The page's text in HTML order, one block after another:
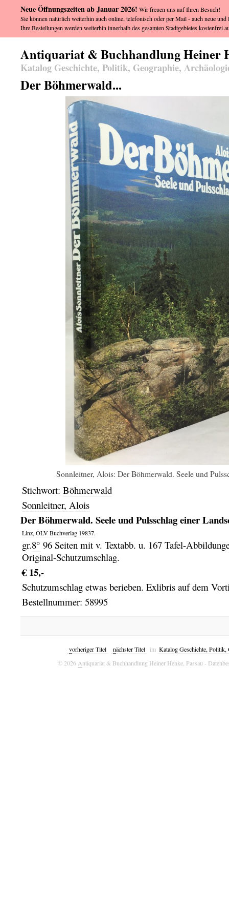
Antiquariat & Buchhandlung Heiner
Katalog Geschichte, Politik, Geographie,
Der Böhmerwald...
Sonnleitner, Alois: Der Böhmerwald. Seele und
Stichwort: Böhmerwald
Sonnleitner, Alois
Der Böhmerwald. Seele und Pulsschlag einer
Linz, OLV Buchverlag 19837.
gr.8° 96 Seiten mit v. Textabb. u. 167 Tafel-
Original-Schutzumschlag.
€ 15,-
Schutzumschlag etwas berieben. Exlibris auf dem
Bestellnummer: 58995
vorheriger Titel nächster Titel im Katalog Geschichte,
© 2026 Antiquariat & Buchhandlung Heiner Henke, Passau -
Neue Öffnungszeiten ab Januar 2026! Wir freuen uns auf Ihren Besuch!
Sie können natürlich weiterhin auch online, telefonisch oder per Mail - auch neue
Ihre Bestellungen werden weiterhin innerhalb des gesamten Stadtgebietes kostenfrei